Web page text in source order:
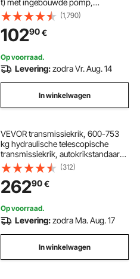
t) met ingebouwde pomp,
bandenwisselset met
slagmoersleutel en LED-lamp,
autokrikset voor sedan, SUV en
vrachtwagen
(1,790)
10290€
Op voorraad.
Levering:zodra Vr. Aug. 14
In winkelwagen
VEVOR transmissiekrik, 600-753
kg hydraulische telescopische
transmissiekrik, autokrikstandaard
met pedaal, 360° draaibaar wiel,
hydraulische transmissiekrik voor
garage/werkplaatskrik oranje
(312)
26290€
Op voorraad.
Levering:zodra Ma. Aug. 17
In winkelwagen